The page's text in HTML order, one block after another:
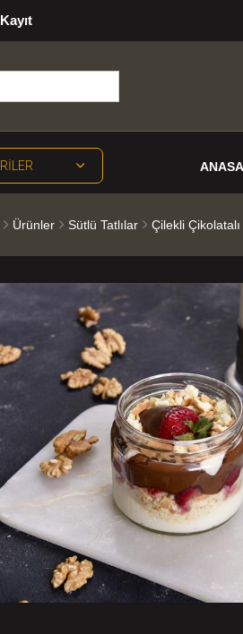
Ürünler Sütlü Tatlılar Çilekli